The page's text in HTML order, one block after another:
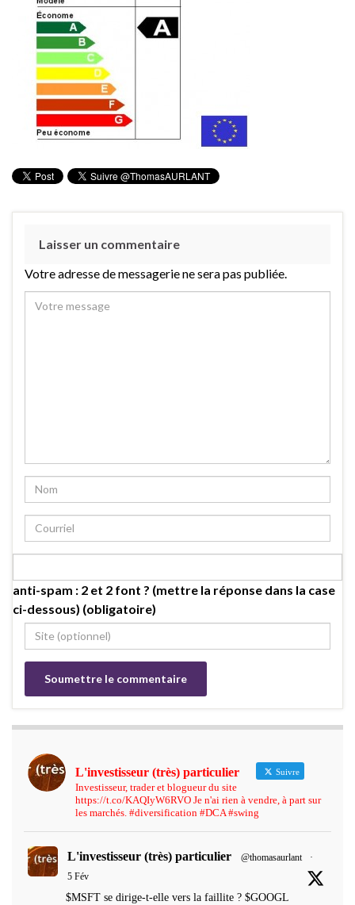
Laisser un commentaire
Votre adresse de messagerie ne sera pas publiée.
anti-spam : 2 et 2 font ? (mettre la réponse dans la case
ci-dessous) (obligatoire)
L'investisseur (très) particulier Suivre
Investisseur, trader et blogueur du site
https://t.co/KAQIyW6RVO Je n'ai rien à vendre, à part sur
les marchés. #diversification #DCA #swing
L'investisseur (très) particulier @thomasaurlant
·
5 Fév
$MSFT se dirige-t-elle vers la faillite ? $GOOGL